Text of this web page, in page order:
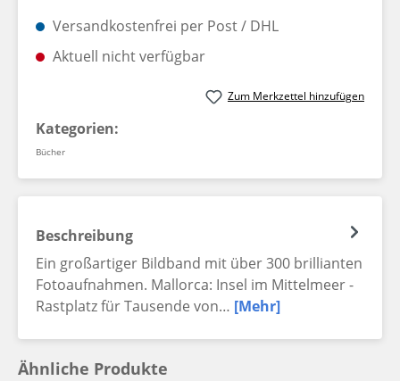
Versandkostenfrei per Post / DHL
Aktuell nicht verfügbar
Zum Merkzettel hinzufügen
Kategorien:
Bücher
Beschreibung
Ein großartiger Bildband mit über 300 brillianten
Fotoaufnahmen. Mallorca: Insel im Mittelmeer -
Rastplatz für Tausende von… [Mehr]
Ähnliche Produkte